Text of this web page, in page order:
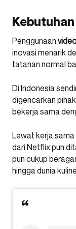
Penggunaan
inovasi menarik
tatanan normal
Di Indonesia
digencarkan
bekerja sama
Lewat kerja
dari Netflix pun
pun cukup
hingga dunia